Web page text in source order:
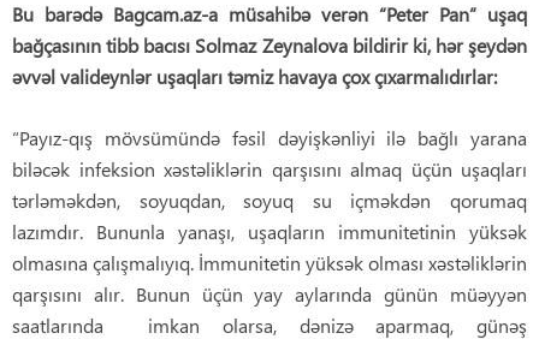
Bu barədə Bagcam.az-a müsahibə verən “Peter Pan” uşaq
bağçasının tibb bacısı Solmaz Zeynalova bildirir ki, hər şeydən
əvvəl valideynlər uşaqları təmiz havaya çox çıxarmalıdırlar:
“Payız-qış mövsümündə fəsil dəyişkənliyi ilə bağlı yarana
biləcək infeksion xəstəliklərin qarşısını almaq üçün uşaqları
tərləməkdən, soyuqdan, soyuq su içməkdən qorumaq
lazımdır. Bununla yanaşı, uşaqların immunitetinin yüksək
olmasına çalışmalıyıq. İmmunitetin yüksək olması xəstəliklərin
qarşısını alır. Bunun üçün yay aylarında günün müəyyən
saatlarında imkan olarsa, dənizə aparmaq, günəş